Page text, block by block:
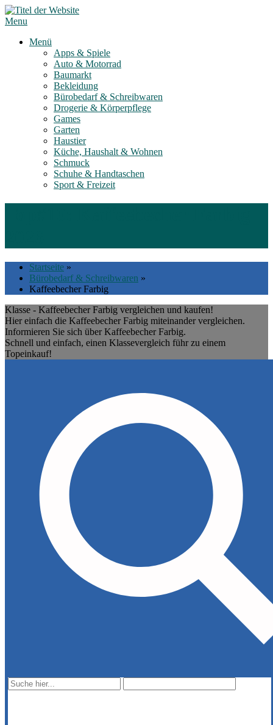
Skip
to
Menu
Menü
Apps & Spiele
Auto & Motorrad
Baumarkt
Bekleidung
Bürobedarf & Schreibwaren
Drogerie & Körperpflege
Games
Garten
Haustier
Küche, Haushalt & Wohnen
Schmuck
Schuhe & Handtaschen
Sport & Freizeit
Startseite »
Bürobedarf & Schreibwaren »
Kaffeebecher Farbig
Klasse - Kaffeebecher Farbig vergleichen und kaufen!
Hier einfach die Kaffeebecher Farbig miteinander vergleichen.
Informieren Sie sich über Kaffeebecher Farbig.
Schnell und einfach, einen Klassevergleich führ zu einem
Topeinkauf!